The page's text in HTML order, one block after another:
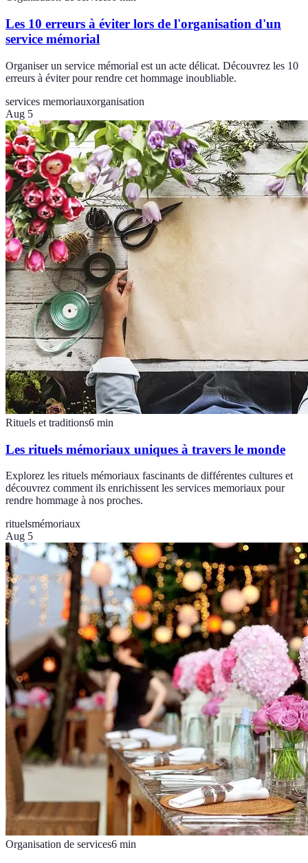
Les 10 erreurs à éviter lors de l'organisation d'un
service mémorial
Organiser un service mémorial est un acte délicat. Découvrez les 10
erreurs à éviter pour rendre cet hommage inoubliable.
services memoriauxorganisation
Aug 5
Rituels et traditions6 min
Les rituels mémoriaux uniques à travers le monde
Explorez les rituels mémoriaux fascinants de différentes cultures et
découvrez comment ils enrichissent les services memoriaux pour
rendre hommage à nos proches.
rituelsmémoriaux
Aug 5
Organisation de services6 min